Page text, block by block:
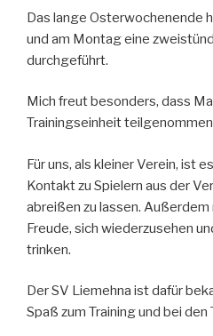
Das lange Osterwochenende
und am Montag eine
durchgeführt.
Mich freut besonders, dass
Trainingseinheit
Für uns, als kleiner Verein, ist
Kontakt zu Spielern aus der
abreißen zu lassen.
Freude, sich wiederzusehen
trinken.
Der SV Liemehna ist dafür
Spaß zum Training und bei den